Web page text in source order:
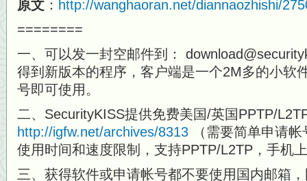
原文 ： http://wanghaoran.net/diannaozhishi/
========
一、可以发一封空邮件到：
得到新版本的程序，客户端是一个2M多的小软
号即可使用。
二、SecurityKISS提供免费美国/英国PPTP/
http://igfw.net/archives/8313 （需要简单申请
使用时间和速度限制，支持PPTP/L2TP，手机
三、获得软件或申请帐号都不要使用国内邮箱